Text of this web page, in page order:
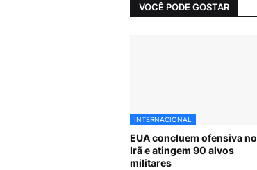
VOCÊ PODE GOSTAR
INTERNACIONAL
EUA concluem ofensiva no
Irã e atingem 90 alvos
militares